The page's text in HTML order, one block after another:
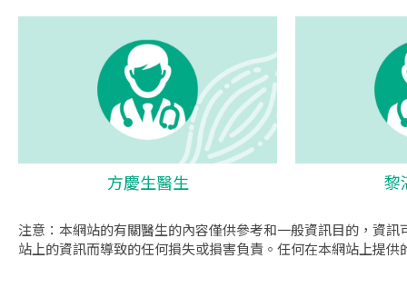
方慶生醫生 黎
注意：本網站的有關醫生的內容僅供參考和一般資訊目的，資
站上的資訊而導致的任何損失或損害負責。任何在本網站上提